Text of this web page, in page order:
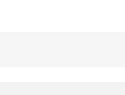
請求収納、商品・サービスの提供、品
るものとします。弊社が本規約を変更し
ト又は本サービスを利用された場合に
及び弊社が指定する個人情報などを、ユ